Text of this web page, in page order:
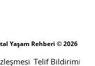
PAYLAŞ: